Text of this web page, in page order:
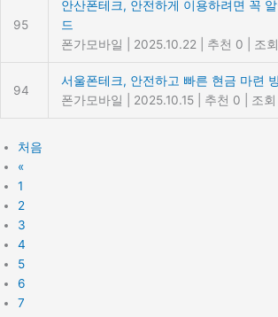
95
안산폰테크, 안전하게 이용하려면 꼭
드
폰가모바일
2025.10.22 추천 0 조
94
서울폰테크, 안전하고 빠른 현금 마련
폰가모바일
2025.10.15 추천 0 조
처음
«
1
2
3
4
5
6
7